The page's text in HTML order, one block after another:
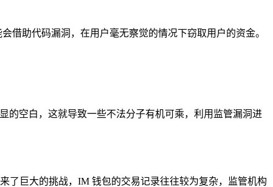
借助代码漏洞，在用户毫无察觉的情况下窃取用户的资金。
的空白，这就导致一些不法分子有机可乘，利用监管漏洞进
了巨大的挑战，IM 钱包的交易记录往往较为复杂，监管机构